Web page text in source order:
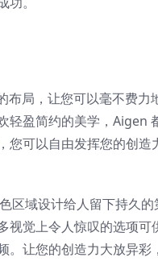
布局，让您可以毫不费
轻盈简约的美学，
您可以自由发挥您的创造
区域设计给人留下持久
视觉上令人惊叹的选项
。让您的创造力大放异彩